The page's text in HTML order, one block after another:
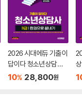
2026 시대에듀 기출이
답이다 청소년상담사 3
급 한권으로 끝내기
10% 28,800원